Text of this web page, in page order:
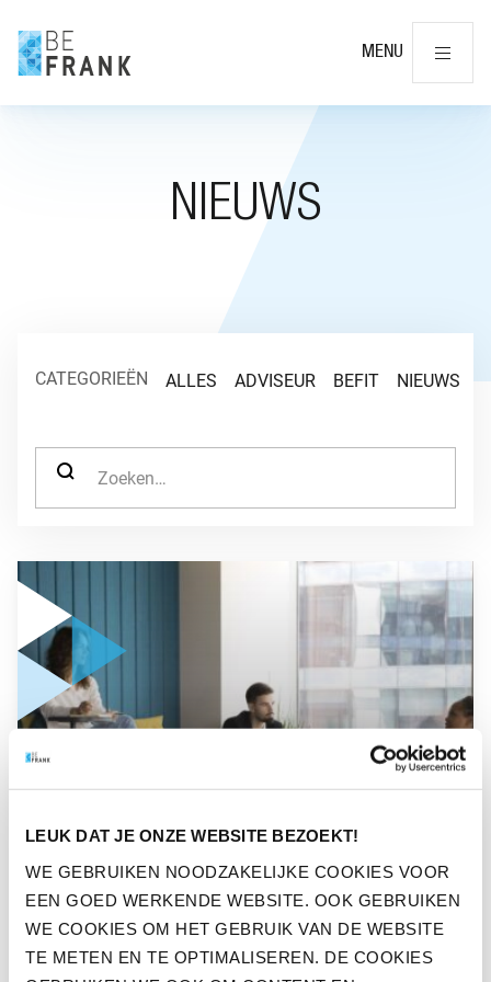
LEUK DAT JE ONZE WEBSITE BEZOEKT!
WE GEBRUIKEN NOODZAKELIJKE COOKIES VOOR
EEN GOED WERKENDE WEBSITE. OOK GEBRUIKEN
WE COOKIES OM HET GEBRUIK VAN DE WEBSITE
TE METEN EN TE OPTIMALISEREN. DE COOKIES
MENU
NIEUWS
CATEGORIEËN ALLES ADVISEUR BEFIT NIEUWS
ZOEK NAAR:
GA NAAR “JONGE WERKNEMERS GAAN IN 2026 MEER
JONGE WERKNEMERS GAAN
IN 2026 MEER INVESTEREN
IN PERSOONLIJKE
ONTWIKKELING